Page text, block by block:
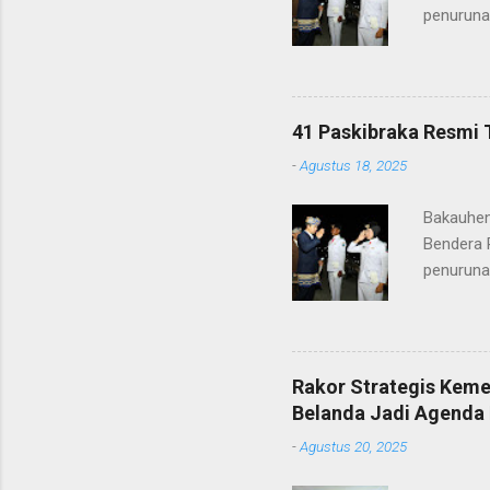
ke-80
terima
Gunung
41 Paskibraka Resmi
-Agustus 18, 2025
Bendera
ke-80
terima
orang
Rakor Strategis
Belanda Jadi
-Agustus 20, 2025